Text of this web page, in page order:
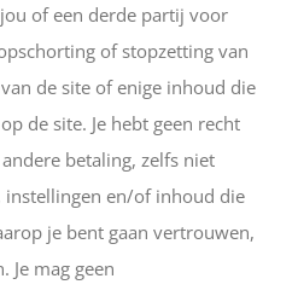
of een derde partij voor
of stopzetting van
de site of enige inhoud die
de site. Je hebt geen recht
betaling, zelfs niet
instellingen en/of inhoud die
je bent gaan vertrouwen,
Je mag geen